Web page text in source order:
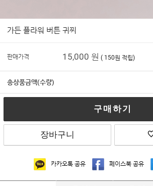
가든 플라워 버튼 귀찌
판매가격 15,000 원 ( 150원 적립)
총상품금액(수량)
구매하기
장바구니
카카오톡 공유 페이스북 공유